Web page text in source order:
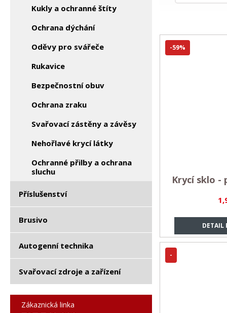
Kukly a ochranné štíty
Ochrana dýchání
Oděvy pro svářeče
Rukavice
Bezpečnostní obuv
Ochrana zraku
Svařovací zástěny a závěsy
Nehořlavé krycí látky
Ochranné přilby a ochrana
sluchu
Příslušenství
Brusivo
Autogenní technika
Svařovací zdroje a zařízení
Zákaznická linka
DETAIL
Krycí sklo -
-59%
-